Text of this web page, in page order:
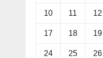
10 11 12
17 18 19
24 25 26